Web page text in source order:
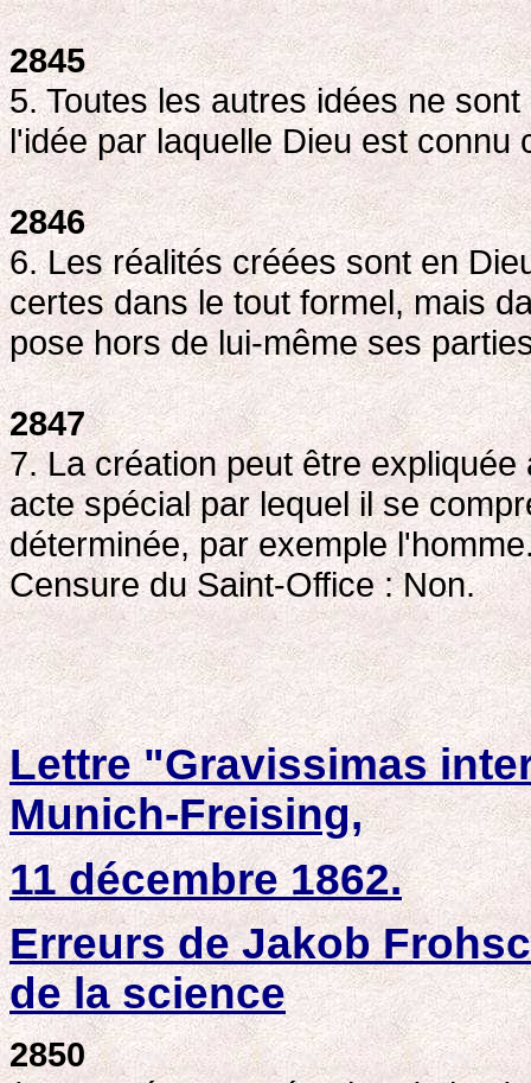
2845
5. Toutes les autres idées ne
l'idée par laquelle Dieu est connu
2846
6. Les réalités créées sont en
certes dans le tout formel, mais
pose hors de lui-même ses
2847
7. La création peut être
acte spécial par lequel il se
déterminée, par exemple
Censure du Saint-Office : Non.
Lettre "Gravissimas
Munich-Freising,
11 décembre 1862.
Erreurs de Jakob
de la science
2850